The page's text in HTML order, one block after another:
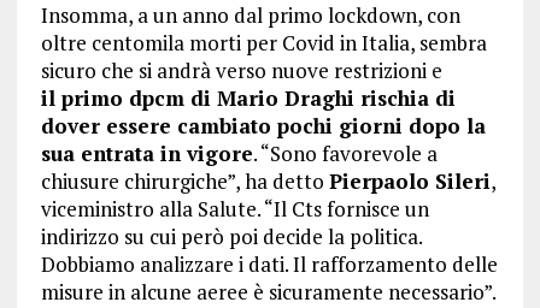
Insomma, a un anno dal primo lockdown, con
oltre centomila morti per Covid in Italia, sembra
sicuro che si andrà verso nuove restrizioni e
il primo dpcm di Mario Draghi rischia di
dover essere cambiato pochi giorni dopo la
sua entrata in vigore. “Sono favorevole a
chiusure chirurgiche”, ha detto Pierpaolo Sileri,
viceministro alla Salute. “Il Cts fornisce un
indirizzo su cui però poi decide la politica.
Dobbiamo analizzare i dati. Il rafforzamento delle
misure in alcune aeree è sicuramente necessario”.